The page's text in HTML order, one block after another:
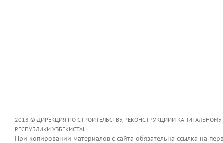
2018 © ДИРЕКЦИЯ ПО СТРОИТЕЛЬСТВУ, РЕКОНСТРУКЦИИИ
РЕСПУБЛИКИ УЗБЕКИСТАН
При копировании материалов с сайта обязательна ссылка на